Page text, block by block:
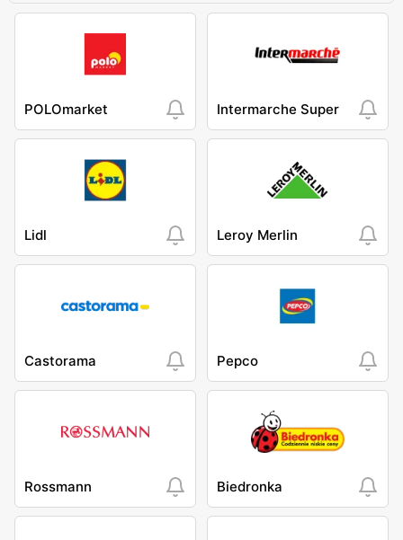
POLOmarket Intermarche Super
Lidl Leroy Merlin
Castorama Pepco
Rossmann Biedronka